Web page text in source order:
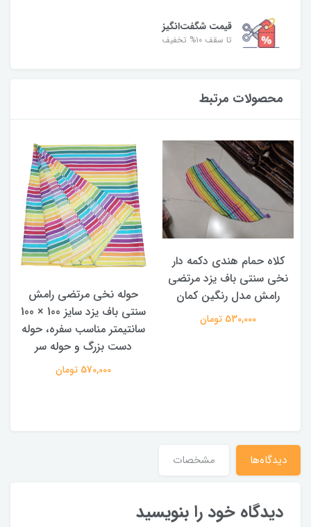
قیمت شگفت‌انگیز
تا سقف ۱۰% تخفیف
محصولات مرتبط
کلاه حمام هندی دکمه دار
نخی سنتی باف یزد مرتضی
رامش مدل رنگین کمان
530,000 تومان
حوله نخی مرتضی رامش
سنتی باف یزد سایز 100 × 100
سانتیمتر مناسب سفره، حوله
دست بزرگ و حوله سر
570,000 تومان
دیدگاه‌ها مشخصات
دیدگاه خود را بنویسید